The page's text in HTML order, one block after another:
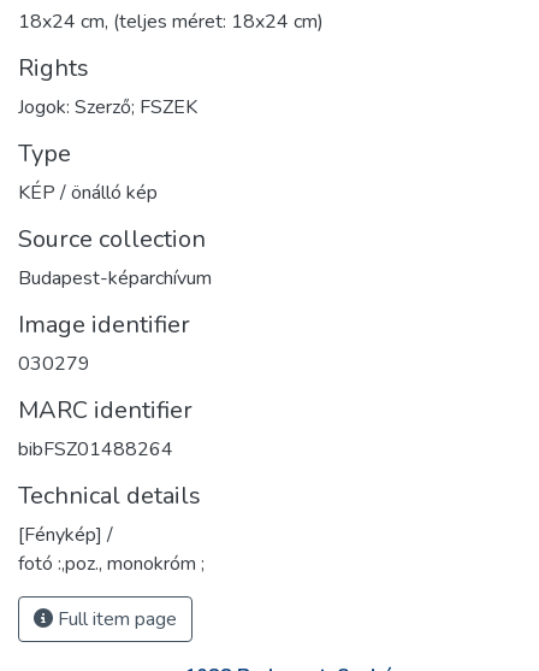
18x24 cm, (teljes méret: 18x24 cm)
Rights
Jogok: Szerző; FSZEK
Type
KÉP / önálló kép
Source collection
Budapest-képarchívum
Image identifier
030279
MARC identifier
bibFSZ01488264
Technical details
[Fénykép] /
fotó :,poz., monokróm ;
Full item page